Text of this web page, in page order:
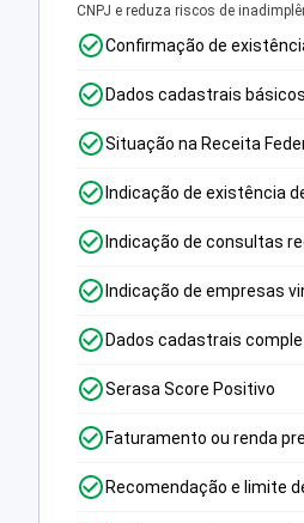
CNPJ e reduza riscos de
Confirmação de
Dados cadastrais básicos
Situação na Receita
Indicação de existência
Indicação de consultas
Indicação de empresas
Dados cadastrais
Serasa Score Positivo
Faturamento ou renda
Recomendação e limite